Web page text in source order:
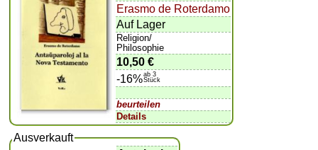
Erasmo de Roterdamo
Auf Lager
Religion/
Philosophie
10,50 €
-16%ab 3
Stück
beurteilen
Details
Ausverkauft